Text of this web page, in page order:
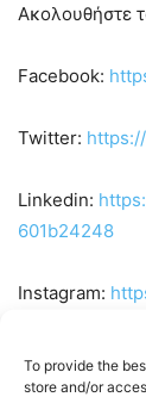
To provide the
store and/or
Ακολουθήστε
Facebook:
Twitter:
Linkedin:
601b24248
Instagram:
#paok